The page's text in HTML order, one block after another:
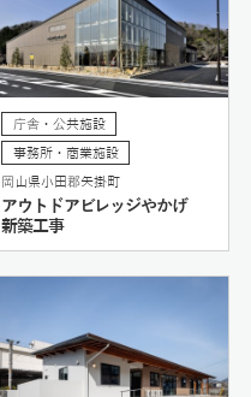
庁舎・公共施設
事務所・商業施設
岡山県小田郡矢掛町
アウトドアビレッジやかげ
新築工事